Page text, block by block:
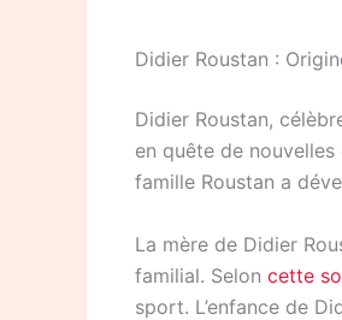
Didier Roustan :
Didier Roustan,
en quête de
famille Roustan a
La mère de Didier
familial. Selon cette
sport. L’enfance de